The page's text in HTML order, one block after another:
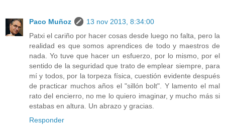
Paco Muñoz
13 nov 2013, 8:34:00
Patxi el cariño por hacer cosas desde luego no falta, pero la
realidad es que somos aprendices de todo y maestros de
nada. Yo tuve que hacer un esfuerzo, por lo mismo, por el
sentido de la seguridad que trato de emplear siempre, para
mí y todos, por la torpeza física, cuestión evidente después
de practicar muchos años el "sillón bolt". Y lamento el mal
rato del encierro, no me lo quiero imaginar, y mucho más si
estabas en altura. Un abrazo y gracias.
Responder